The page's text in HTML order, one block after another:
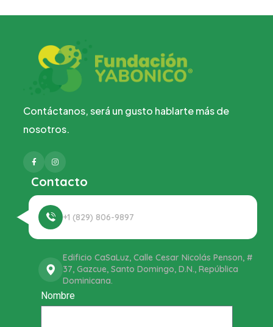
Contáctanos, será un gusto hablarte más de
nosotros.
FacebookInstagram
Contacto
+1 (829) 806-9897
Edificio CaSaLuz, Calle Cesar Nicolás Penson, #
37, Gazcue, Santo Domingo, D.N., República
Dominicana.
Nombre